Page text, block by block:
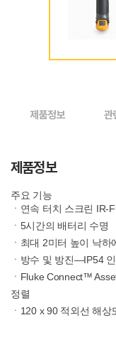
제품정보 관
제품정보
주요 기능
ㆍ연속 터치 스크린 IR-
ㆍ5시간의 배터리 수명
ㆍ최대 2미터 높이 낙
ㆍ방수 및 방진—IP54
ㆍFluke Connect™
정렬
ㆍ120 x 90 적외선 해상